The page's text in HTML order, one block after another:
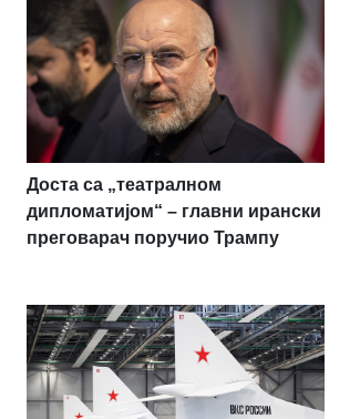
Доста са „театралном
дипломатијом“ – главни ирански
преговарач поручио Трампу